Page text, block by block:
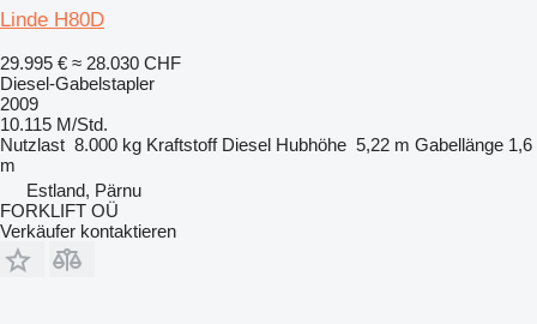
Linde H80D
29.995 € ≈ 28.030 CHF
Diesel-Gabelstapler
2009
10.115 M/Std.
Nutzlast 8.000 kg Kraftstoff Diesel Hubhöhe 5,22 m Gabellänge 1,6
m
Estland, Pärnu
FORKLIFT OÜ
Verkäufer kontaktieren